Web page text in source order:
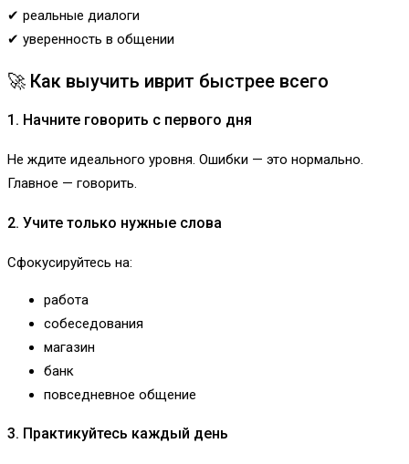
✔ реальные диалоги
✔ уверенность в общении
🚀 Как выучить иврит быстрее всего
1. Начните говорить с первого дня
Не ждите идеального уровня. Ошибки — это нормально.
Главное — говорить.
2. Учите только нужные слова
Сфокусируйтесь на:
работа
собеседования
магазин
банк
повседневное общение
3. Практикуйтесь каждый день